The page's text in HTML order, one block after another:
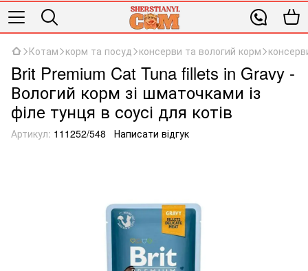
Котам корм та посуд консерви та вологий корм
Brit Premium Cat Tuna fillets in Gravy -
Вологий корм зі шматочками із
філе тунця в соусі для котів
Артикул: 111252/548 Написати відгук